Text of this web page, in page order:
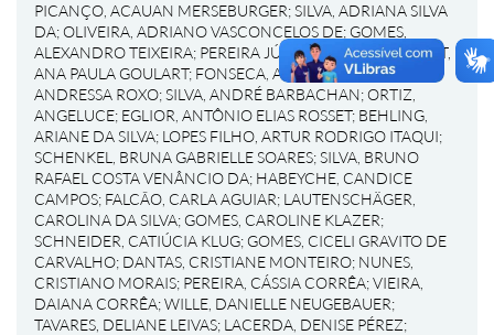
PICANÇO, ACAUAN MERSEBURGER;SILVA, ADRIANA SILVA
DA;OLIVEIRA, ADRIANO VASCONCELOS DE; GOMES,
ALEXANDRO TEIXEIRA; PEREIRA JÚNIOR, ALÉRCIO;BONAT,
ANA PAULA GOULART; FONSECA, ANDREA UALT;PONS,
ANDRESSA ROXO;SILVA, ANDRÉ BARBACHAN;ORTIZ,
ANGELUCE; EGLIOR, ANTÔNIO ELIAS ROSSET; BEHLING,
ARIANE DA SILVA; LOPES FILHO, ARTUR RODRIGO ITAQUI;
SCHENKEL, BRUNA GABRIELLE SOARES;SILVA, BRUNO
RAFAEL COSTA VENÂNCIO DA; HABEYCHE, CANDICE
CAMPOS; FALCÃO, CARLA AGUIAR; LAUTENSCHÄGER,
CAROLINA DA SILVA; GOMES, CAROLINE KLAZER;
SCHNEIDER, CATIÚCIA KLUG; GOMES, CICELI GRAVITO DE
CARVALHO; DANTAS, CRISTIANE MONTEIRO; NUNES,
CRISTIANO MORAIS; PEREIRA, CÁSSIA CORRÊA;VIEIRA,
DAIANA CORRÊA;WILLE, DANIELLE NEUGEBAUER;
TAVARES, DELIANE LEIVAS; LACERDA, DENISE PÉREZ;